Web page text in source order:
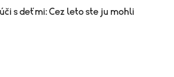
s deťmi: Cez leto ste ju mohli